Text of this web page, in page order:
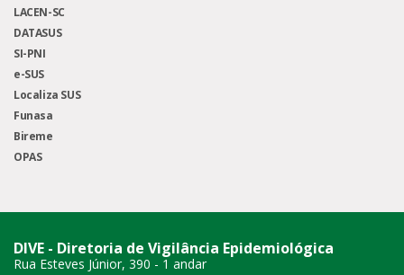
LACEN-SC
DATASUS
SI-PNI
e-SUS
Localiza SUS
Funasa
Bireme
OPAS
DIVE - Diretoria de Vigilância Epidemiológica
Rua Esteves Júnior, 390 - 1 andar